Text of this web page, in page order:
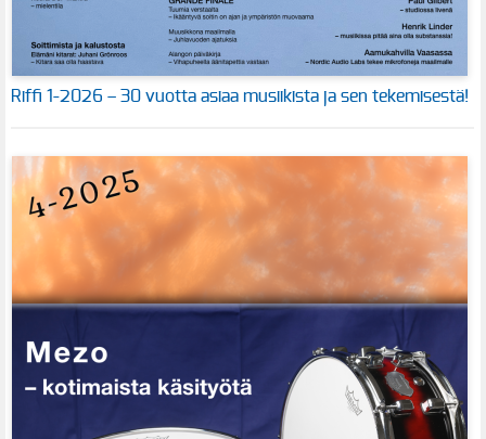
Riffi 1-2026 – 30 vuotta asiaa musiikista ja sen tekemisestä!